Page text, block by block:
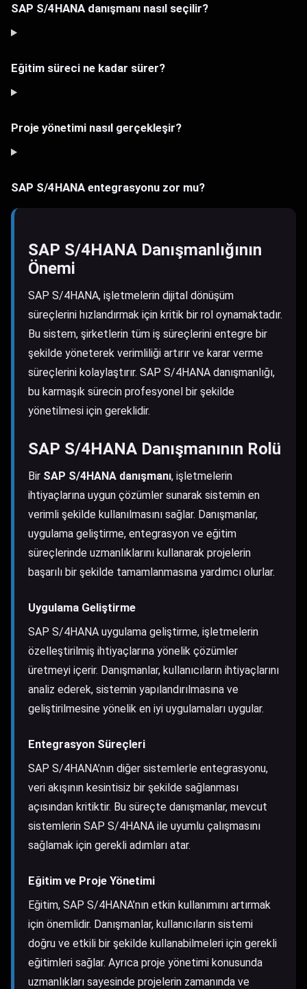
SAP S/4HANA danışmanı nasıl seçilir?
Eğitim süreci ne kadar sürer?
Proje yönetimi nasıl gerçekleşir?
SAP S/4HANA entegrasyonu zor mu?
SAP S/4HANA Danışmanlığının
Önemi
SAP S/4HANA, işletmelerin dijital dönüşüm
süreçlerini hızlandırmak için kritik bir rol oynamaktadır.
Bu sistem, şirketlerin tüm iş süreçlerini entegre bir
şekilde yöneterek verimliliği artırır ve karar verme
süreçlerini kolaylaştırır. SAP S/4HANA danışmanlığı,
bu karmaşık sürecin profesyonel bir şekilde
yönetilmesi için gereklidir.
SAP S/4HANA Danışmanının Rolü
Bir SAP S/4HANA danışmanı, işletmelerin
ihtiyaçlarına uygun çözümler sunarak sistemin en
verimli şekilde kullanılmasını sağlar. Danışmanlar,
uygulama geliştirme, entegrasyon ve eğitim
süreçlerinde uzmanlıklarını kullanarak projelerin
başarılı bir şekilde tamamlanmasına yardımcı olurlar.
Uygulama Geliştirme
SAP S/4HANA uygulama geliştirme, işletmelerin
özelleştirilmiş ihtiyaçlarına yönelik çözümler
üretmeyi içerir. Danışmanlar, kullanıcıların ihtiyaçlarını
analiz ederek, sistemin yapılandırılmasına ve
geliştirilmesine yönelik en iyi uygulamaları uygular.
Entegrasyon Süreçleri
SAP S/4HANA’nın diğer sistemlerle entegrasyonu,
veri akışının kesintisiz bir şekilde sağlanması
açısından kritiktir. Bu süreçte danışmanlar, mevcut
sistemlerin SAP S/4HANA ile uyumlu çalışmasını
sağlamak için gerekli adımları atar.
Eğitim ve Proje Yönetimi
Eğitim, SAP S/4HANA’nın etkin kullanımını artırmak
için önemlidir. Danışmanlar, kullanıcıların sistemi
doğru ve etkili bir şekilde kullanabilmeleri için gerekli
eğitimleri sağlar. Ayrıca proje yönetimi konusunda
uzmanlıkları sayesinde projelerin zamanında ve